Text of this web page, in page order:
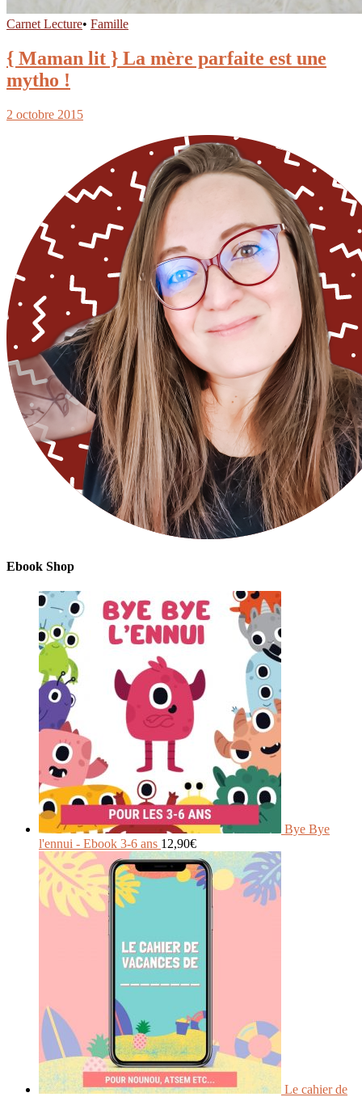
Carnet Lecture• Famille
{ Maman lit } La mère parfaite est une
mytho !
2 octobre 2015
Ebook Shop
Bye Bye
l'ennui - Ebook 3-6 ans 12,90€
Le cahier de